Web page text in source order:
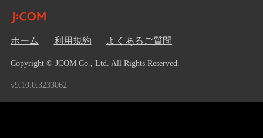
ホーム 利用規約 よくあるご質問
Copyright © JCOM Co., Ltd. All Rights Reserved.
v9.10.0.3233062